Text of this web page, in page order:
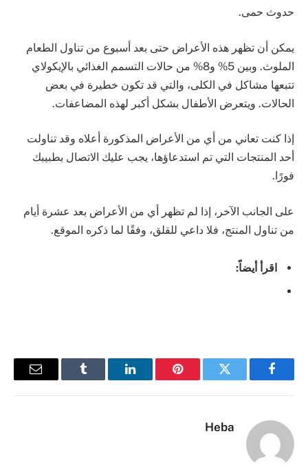
حدوث حمى.
يمكن أن تظهر هذه الأعراض حتى بعد أسبوع من تناول الطعام
الملوث. وبين 5% و8% من حالات التسمم الغذائي بالإيكولاي
تتبعها مشاكل في الكلى، والتي قد تكون خطيرة في بعض
الحالات. ويتعرض الأطفال بشكل أكبر لهذه المضاعفات.
إذا كنت تعاني من أي من الأعراض المذكورة أعلاه وقد تناولت
أحد المنتجات التي تم استدعاؤها، يجب عليك الاتصال بطبيبك
فورًا.
على الجانب الآخر، إذا لم تظهر أي من الأعراض بعد عشرة أيام
من تناول المنتج، فلا داعي للقلق، وفقًا لما ذكره الموقع.
اقرأ أيضاً:
فيسبوك تويتر بينتيريستلينكدإن Tumblr
البريد
Heba